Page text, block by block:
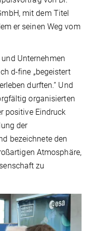
mit dem Titel
er seinen Weg vom
Unternehmen
d-fine „begeistert
durften.“ Und
organisierten
positive Eindruck
der
bezeichnete den
Atmosphäre,
zu